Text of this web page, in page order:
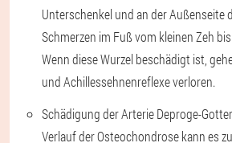
Unterschenkel und an der Außenseite
Schmerzen im Fuß vom kleinen Zeh
Wenn diese Wurzel beschädigt ist,
und Achillessehnenreflexe verloren.
Schädigung der Arterie Deproge-
Verlauf der Osteochondrose kann es